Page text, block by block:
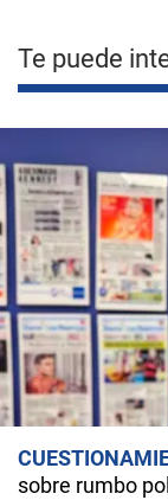
Te puede
sobre rumbo